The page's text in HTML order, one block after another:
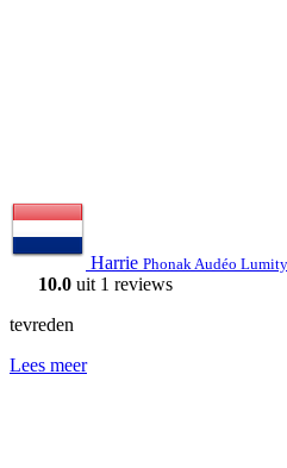
Harrie Phonak Audéo
10.0 uit 1 reviews
tevreden
Lees meer